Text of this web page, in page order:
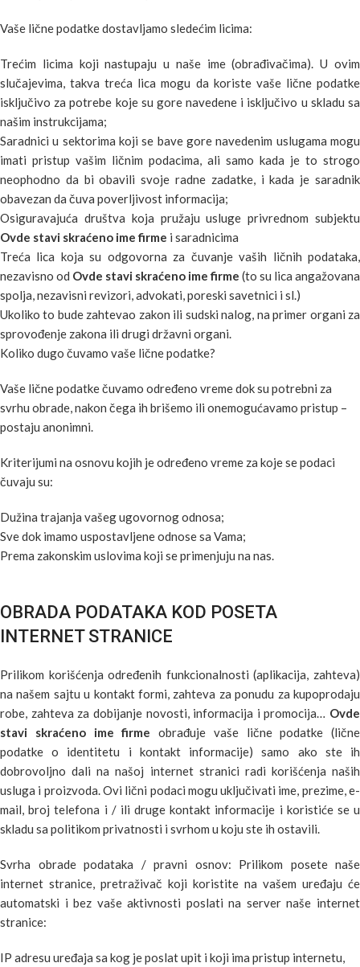
Vaše lične podatke dostavljamo sledećim licima:
Trećim licima koji nastupaju u naše ime (obrađivačima). U ovim
slučajevima, takva treća lica mogu da koriste vaše lične podatke
isključivo za potrebe koje su gore navedene i isključivo u skladu sa
našim instrukcijama;
Saradnici u sektorima koji se bave gore navedenim uslugama mogu
imati pristup vašim ličnim podacima, ali samo kada je to strogo
neophodno da bi obavili svoje radne zadatke, i kada je saradnik
obavezan da čuva poverljivost informacija;
Osiguravajuća društva koja pružaju usluge privrednom subjektu
Ovde stavi skraćeno ime firme i saradnicima
Treća lica koja su odgovorna za čuvanje vaših ličnih podataka,
nezavisno od Ovde stavi skraćeno ime firme (to su lica angažovana
spolja, nezavisni revizori, advokati, poreski savetnici i sl.)
Ukoliko to bude zahtevao zakon ili sudski nalog, na primer organi za
sprovođenje zakona ili drugi državni organi.
Koliko dugo čuvamo vaše lične podatke?
Vaše lične podatke čuvamo određeno vreme dok su potrebni za
svrhu obrade, nakon čega ih brišemo ili onemogućavamo pristup –
postaju anonimni.
Kriterijumi na osnovu kojih je određeno vreme za koje se podaci
čuvaju su:
Dužina trajanja vašeg ugovornog odnosa;
Sve dok imamo uspostavljene odnose sa Vama;
Prema zakonskim uslovima koji se primenjuju na nas.
OBRADA PODATAKA KOD POSETA
INTERNET STRANICE
Prilikom korišćenja određenih funkcionalnosti (aplikacija, zahteva)
na našem sajtu u kontakt formi, zahteva za ponudu za kupoprodaju
robe, zahteva za dobijanje novosti, informacija i promocija… Ovde
stavi skraćeno ime firme obrađuje vaše lične podatke (lične
podatke o identitetu i kontakt informacije) samo ako ste ih
dobrovoljno dali na našoj internet stranici radi korišćenja naših
usluga i proizvoda. Ovi lični podaci mogu uključivati ime, prezime, e-
mail, broj telefona i / ili druge kontakt informacije i koristiće se u
skladu sa politikom privatnosti i svrhom u koju ste ih ostavili.
Svrha obrade podataka / pravni osnov: Prilikom posete naše
internet stranice, pretraživač koji koristite na vašem uređaju će
automatski i bez vaše aktivnosti poslati na server naše internet
stranice:
IP adresu uređaja sa kog je poslat upit i koji ima pristup internetu,